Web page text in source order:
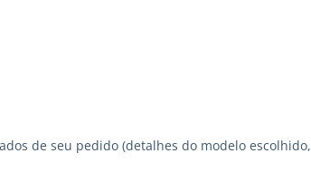
de seu pedido (detalhes do modelo escolhido,